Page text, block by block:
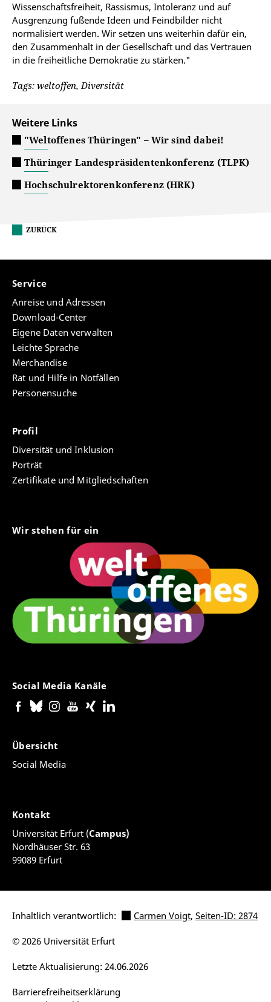
Wissenschaftsfreiheit, Rassismus, Intoleranz und auf
Ausgrenzung fußende Ideen und Feindbilder nicht
normalisiert werden. Wir setzen uns weiterhin dafür ein,
den Zusammenhalt in der Gesellschaft und das Vertrauen
in die freiheitliche Demokratie zu stärken."
Tags: weltoffen, Diversität
Weitere Links
"Weltoffenes Thüringen" – Wir sind dabei!
Thüringer Landespräsidentenkonferenz (TLPK)
Hochschulrektorenkonferenz (HRK)
ZURÜCK
Service
Anreise und Adressen
Download-Center
Eigene Daten verwalten
Leichte Sprache
Merchandise
Rat und Hilfe in Notfällen
Personensuche
Profil
Diversität und Inklusion
Porträt
Zertifikate und Mitgliedschaften
Wir stehen für ein
Social Media Kanäle
Übersicht
Social Media
Kontakt
Universität Erfurt (Campus)
Nordhäuser Str. 63
99089 Erfurt
Inhaltlich verantwortlich: Carmen Voigt, Seiten-ID: 2874
Barrierefreiheitserklärung
Letzte Aktualisierung: 24.06.2026
© 2026 Universität Erfurt